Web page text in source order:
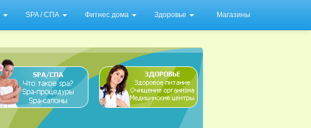
SPA / СПА Фитнес дома Здоровье Магазины